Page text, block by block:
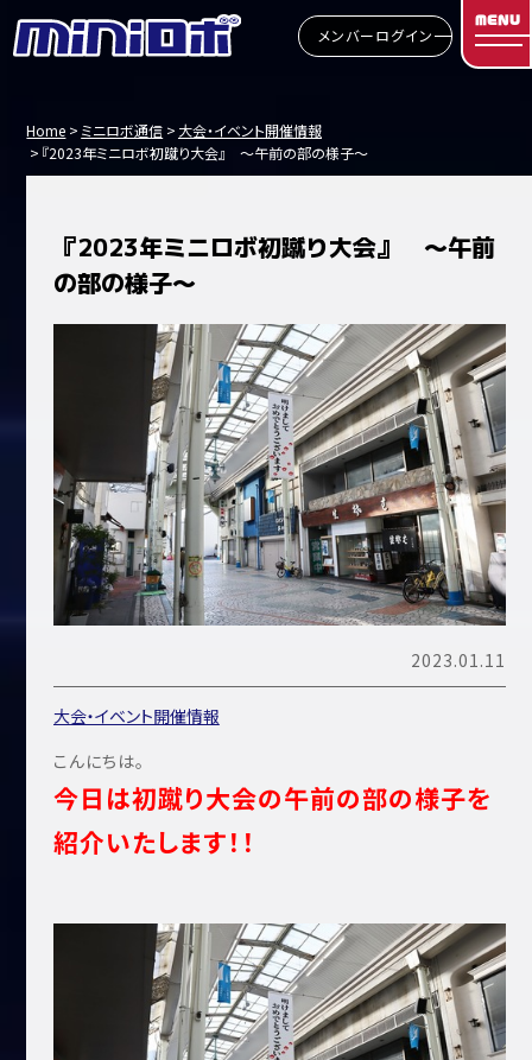
メンバーログイン
MENU
Home ミニロボ通信
大会・イベント開催情報
『2023年ミニロボ初蹴り大会』 ～午前の部の様子～
『2023年ミニロボ初蹴り大会』 ～午前
の部の様子～
2023.01.11
大会・イベント開催情報
こんにちは。
今日は初蹴り大会の午前の部の様子を
紹介いたします！！